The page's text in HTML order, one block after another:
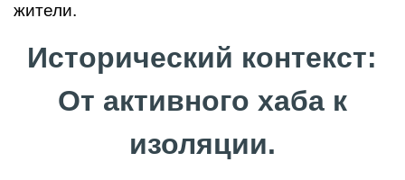
жители.
Исторический контекст:
От активного хаба к
изоляции.